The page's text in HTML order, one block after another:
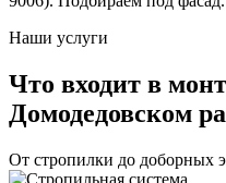
Наши услуги
Что входит в
Домодедовском
От стропилки до доборных